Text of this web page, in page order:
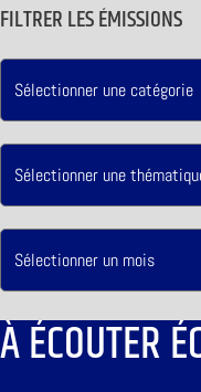
FILTRER LES ÉMISSIONS
À ÉCOUTER